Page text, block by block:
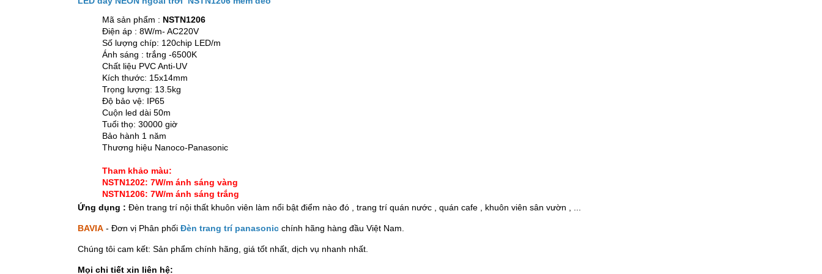
Mã sản phẩm : NSTN1206
Điện áp : 8W/m- AC220V
Số lượng chíp: 120chip LED/m
Ánh sáng : trắng -6500K
Chất liệu PVC Anti-UV
Kích thước: 15x14mm
Trọng lượng: 13.5kg
Độ bảo vệ: IP65
Cuộn led dài 50m
Tuổi thọ: 30000 giờ
Bảo hành 1 năm
Thương hiệu Nanoco-Panasonic
Tham khảo màu:
NSTN1202: 7W/m ánh sáng vàng
NSTN1206: 7W/m ánh sáng trắng
Ứng dụng : Đèn trang trí nội thất khuôn viên làm nổi bật điểm nào đó , trang trí quán nước , quán cafe , khuôn viên sân vườn , ...
BAVIA - Đơn vị Phân phối Đèn trang trí panasonic chính hãng hàng đầu Việt Nam.
Chúng tôi cam kết: Sản phẩm chính hãng, giá tốt nhất, dịch vụ nhanh nhất.
Mọi chi tiết xin liên hệ: